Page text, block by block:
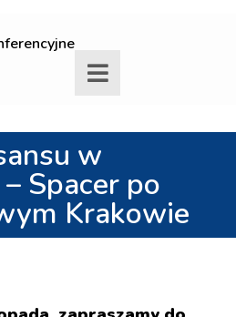
w
Spacer po
Krakowie